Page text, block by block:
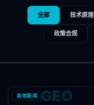
全部 技术原理
政策合规
各地新闻 GEO